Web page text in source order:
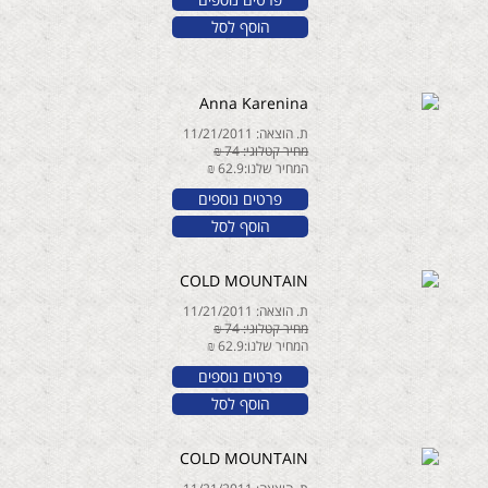
הוסף לסל
Anna Karenina
ת. הוצאה: 11/21/2011
מחיר קטלוגי: 74 ₪
המחיר שלנו:62.9 ₪
פרטים נוספים
הוסף לסל
COLD MOUNTAIN
ת. הוצאה: 11/21/2011
מחיר קטלוגי: 74 ₪
המחיר שלנו:62.9 ₪
פרטים נוספים
הוסף לסל
COLD MOUNTAIN